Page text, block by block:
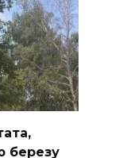
березу